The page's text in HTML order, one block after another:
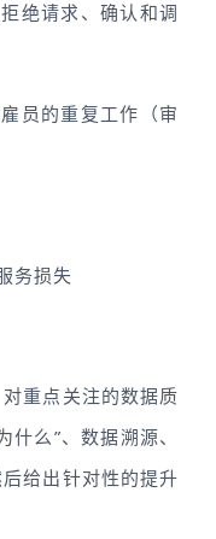
绝请求、确认和调
员的重复工作（审
务损失
重点关注的数据质
么”、数据溯源、
给出针对性的提升